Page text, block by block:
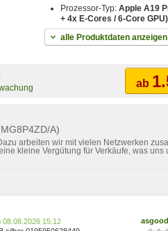
Prozessor-Typ:Apple A19
+ 4x E-Cores / 6-Core GPU)
alle Produktdaten anzeigen
ab
A)
arbeiten wir mit vielen Netzwerken
kleine Vergütung für Verkäufe, was uns
08.08.2026 15:12